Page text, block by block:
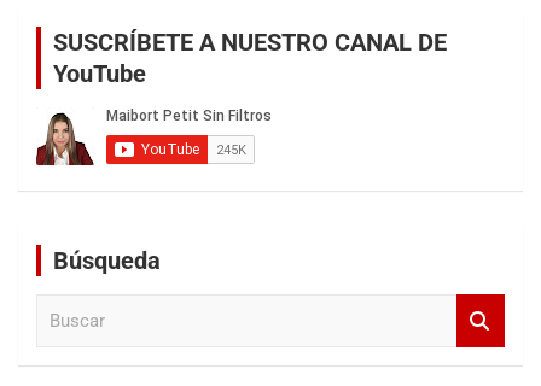
SUSCRÍBETE A NUESTRO CANAL DE
YouTube
Búsqueda